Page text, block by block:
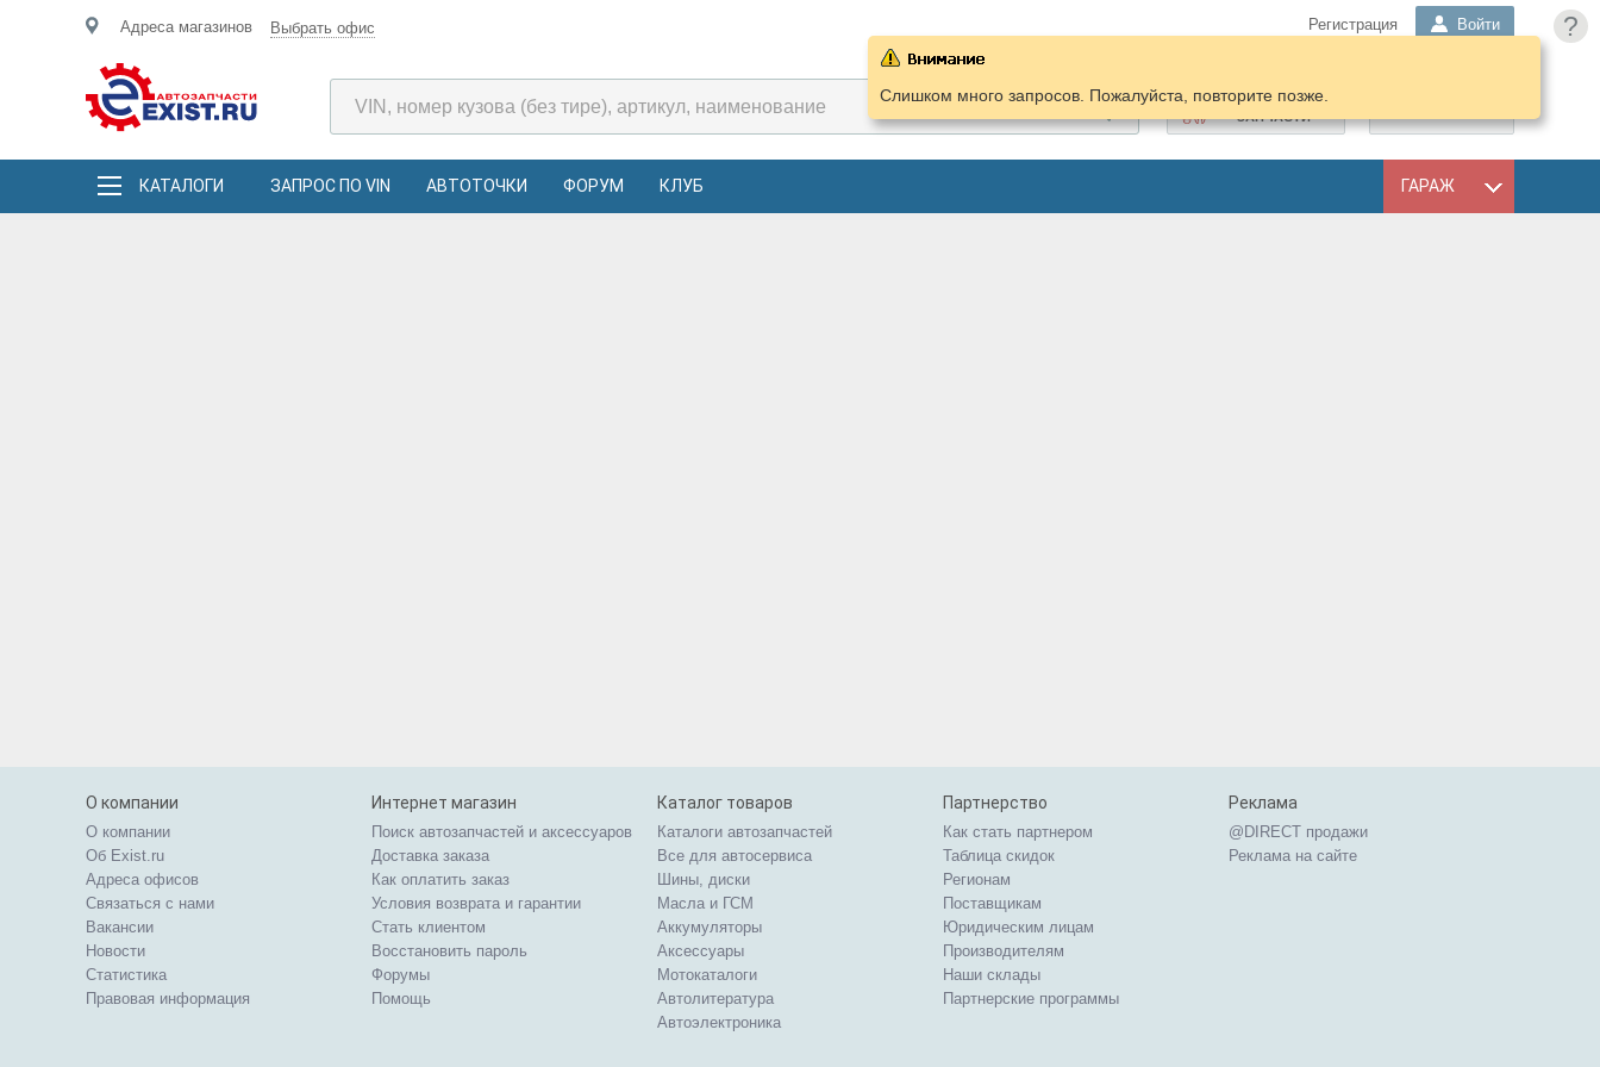
?
Адреса магазинов Выбрать офис Регистрация Войти
ПОДОБРАТЬ
ЗАПЧАСТИ
КАТАЛОГИ ЗАПРОС ПО VIN АВТОТОЧКИ ФОРУМ КЛУБ ГАРАЖ
Слишком много запросов. Пожалуйста, повторите позже.
О компании
О компании
Об Exist.ru
Адреса офисов
Связаться с нами
Вакансии
Новости
Статистика
Правовая информация
Интернет магазин
Поиск автозапчастей и аксессуаров
Доставка заказа
Как оплатить заказ
Условия возврата и гарантии
Стать клиентом
Восстановить пароль
Форумы
Помощь
Каталог товаров
Каталоги автозапчастей
Все для автосервиса
Шины, диски
Масла и ГСМ
Аккумуляторы
Аксессуары
Мотокаталоги
Автолитература
Автоэлектроника
Партнерство
Как стать партнером
Таблица скидок
Регионам
Поставщикам
Юридическим лицам
Производителям
Наши склады
Партнерские программы
Реклама
@DIRECT продажи
Реклама на сайте